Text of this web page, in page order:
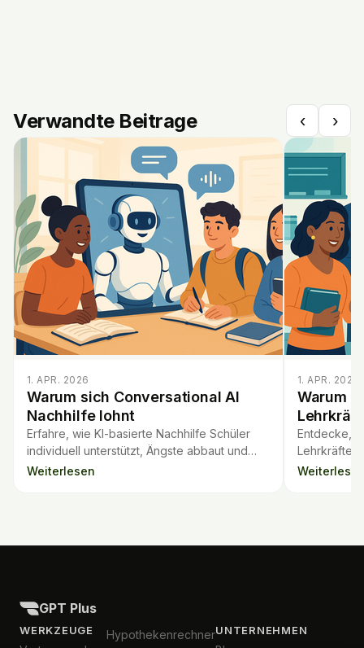
Verwandte Beitrage ‹ ›
1. APR. 2026
Warum sich Conversational AI
Nachhilfe lohnt
Erfahre, wie KI-basierte Nachhilfe Schüler
individuell unterstützt, Ängste abbaut und
das Lernen interaktiv sowie stressfrei
Weiterlesen
1. APR. 2026
Warum
Entdecke,
Lehrkräfte
sparen und
GPT Plus
WERKZEUGE HypothekenrechnerUNTERNEHMEN